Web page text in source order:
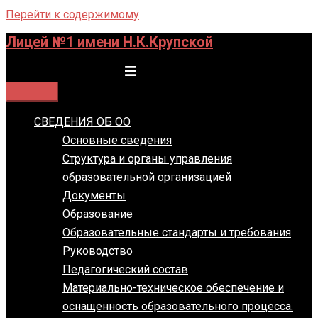
Перейти к содержимому
Лицей №1 имени Н.К.Крупской
СВЕДЕНИЯ ОБ ОО
Основные сведения
Структура и органы управления
образовательной организацией
Документы
Образование
Образовательные стандарты и требования
Руководство
Педагогический состав
Материально-техническое обеспечение и
оснащенность образовательного процесса.